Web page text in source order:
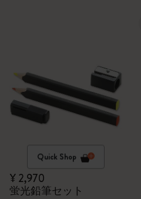
Quick Shop
¥ 2,970
蛍光鉛筆セット